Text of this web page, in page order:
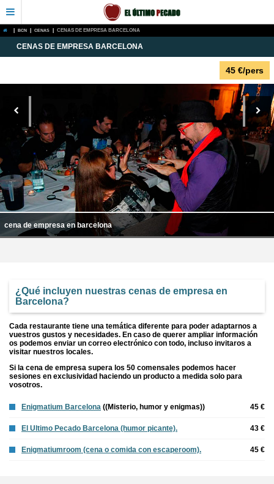
BCN CENAS CENAS DE EMPRESA BARCELONA
CENAS DE EMPRESA BARCELONA
45 €/pers
cena de empresa en barcelona
¿Qué incluyen nuestras cenas de empresa en
Barcelona?
Cada restaurante tiene una temática diferente para poder adaptarnos a
vuestros gustos y necesidades. En caso de querer ampliar información
os podemos enviar un correo electrónico con todo, incluso invitaros a
visitar nuestros locales.
Si la cena de empresa supera los 50 comensales podemos hacer
sesiones en exclusividad haciendo un producto a medida solo para
vosotros.
Enigmatium Barcelona ((Misterio, humor y enigmas)) 45 €
El Ultimo Pecado Barcelona (humor picante). 43 €
Enigmatiumroom (cena o comida con escaperoom). 45 €